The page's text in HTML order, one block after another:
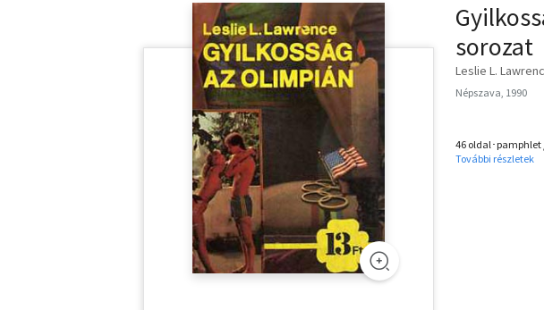
sorozat
Leslie L.
Népszava, 1990
46 oldal･
További részletek